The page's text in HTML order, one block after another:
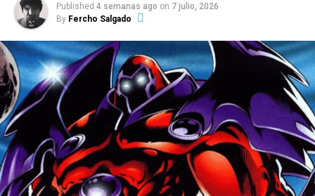
Este enfoque ha generado críticas de los fans, que
argumentaron que fue “abandonada” en la plataforma de
streaming.
Es difícil predecir el éxito de la serie lanzando una entrega
por semana, especialmente porque los episodios rara vez
tenían un final atractivo.
En todo caso, dada la larga espera entre el rodaje y el
eventual debut de Wonder Man en streaming, no podemos
Published 4 semanas ago on 7 julio, 2026
By Fercho Salgado